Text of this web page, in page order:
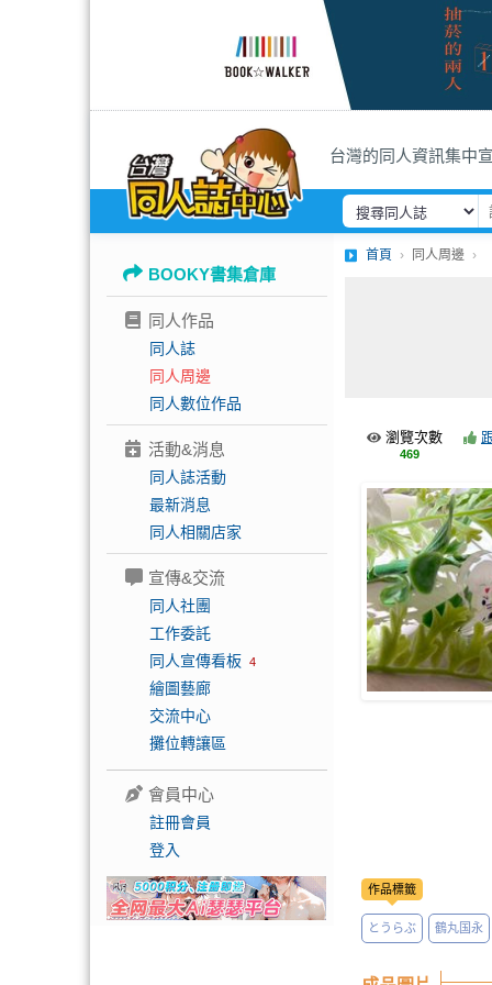
台灣的同人資訊集中
BOOKY書集倉庫
同人作品
同人誌
同人周邊
同人數位作品
活動&消息
同人誌活動
最新消息
同人相關店家
宣傳&交流
同人社團
工作委託
同人宣傳看板 4
繪圖藝廊
交流中心
攤位轉讓區
會員中心
註冊會員
登入
首頁 同人周邊
瀏覽次數
469
作品標籤
とうらぶ 鶴丸国永